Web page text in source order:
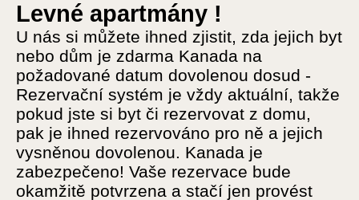
Levné apartmány !
U nás si můžete ihned zjistit, zda jejich byt
nebo dům je zdarma Kanada na
požadované datum dovolenou dosud -
Rezervační systém je vždy aktuální, takže
pokud jste si byt či rezervovat z domu,
pak je ihned rezervováno pro ně a jejich
vysněnou dovolenou. Kanada je
zabezpečeno! Vaše rezervace bude
okamžitě potvrzena a stačí jen provést